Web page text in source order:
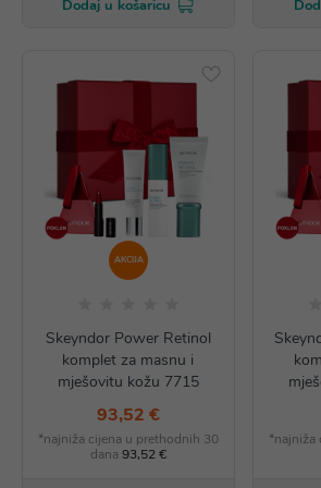
Dodaj u košaricu
AKCIJA
Skeyndor Power Retinol
komplet za masnu i
mješovitu kožu 7715
93,52 €
*najniža cijena u prethodnih 30
dana 93,52 €
*najniža